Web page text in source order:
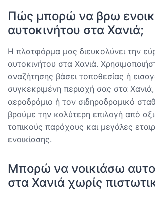
Πώς μπορώ να βρω
αυτοκινήτου στα Χανιά;
Η πλατφόρμα μας διευκολύνει την
αυτοκινήτου στα Χανιά.
αναζήτησης βάσει τοποθεσίας ή
συγκεκριμένη περιοχή σας στα
αεροδρόμιο ή τον σιδηροδρομικό
βρούμε την καλύτερη επιλογή από
τοπικούς παρόχους και μεγάλες
ενοικίασης.
Μπορώ να νοικιάσω
στα Χανιά χωρίς